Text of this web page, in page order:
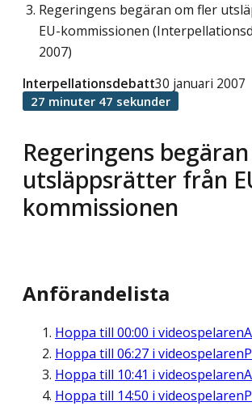
Regeringens begäran om fler
EU-kommissionen
2007)
Regeringens
utsläppsrätter från
kommissionen
Interpellationsdebatt30 januari 2007
27 minuter 47 sekunder
Anförandelista
Hoppa till 00:00 i videospelaren
Hoppa till 06:27 i videospelaren
Hoppa till 10:41 i videospelaren
Hoppa till 14:50 i videospelaren